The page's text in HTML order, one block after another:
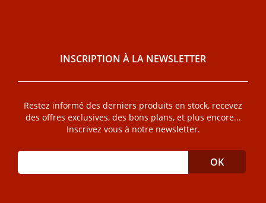
INSCRIPTION À LA NEWSLETTER
Restez informé des derniers produits en stock, recevez
des offres exclusives, des bons plans, et plus encore...
Inscrivez vous à notre newsletter.